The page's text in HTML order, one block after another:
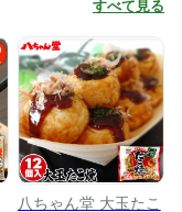
すべて見る
八ちゃん堂 大玉たこ